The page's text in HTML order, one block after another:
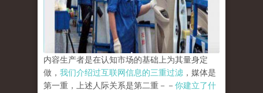
内容生产者是在认知市场的基础上为其量身定
做， 我们介绍过互联网信息的三重过滤 ，媒体是
第一重，上述人际关系是第二重－－ 你建立了什